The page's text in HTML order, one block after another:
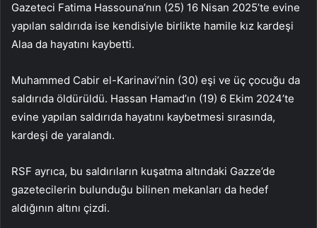
Gazeteci Fatima Hassouna’nın (25) 16 Nisan 2025’te evine
yapılan saldırıda ise kendisiyle birlikte hamile kız kardeşi
Alaa da hayatını kaybetti.
Muhammed Cabir el-Karinavi’nin (30) eşi ve üç çocuğu da
saldırıda öldürüldü. Hassan Hamad’ın (19) 6 Ekim 2024’te
evine yapılan saldırıda hayatını kaybetmesi sırasında,
kardeşi de yaralandı.
RSF ayrıca, bu saldırıların kuşatma altındaki Gazze’de
gazetecilerin bulunduğu bilinen mekanları da hedef
aldığının altını çizdi.